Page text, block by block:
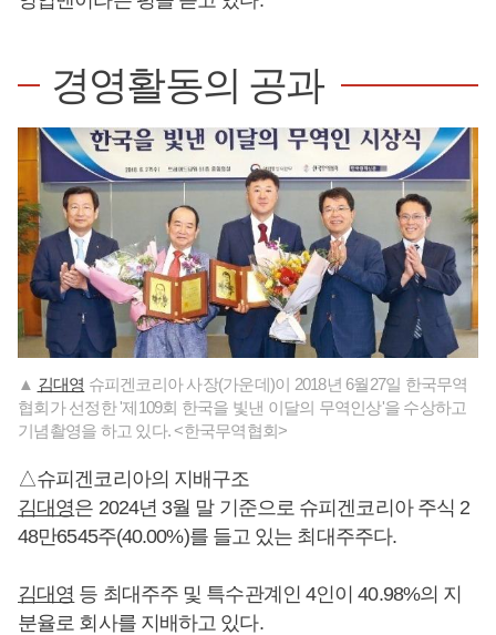
경영활동의 공과
▲ 김대영 슈피겐코리아 사장(가운데)이 2018년 6월27일 한국무역
협회가 선정한 '제109회 한국을 빛낸 이달의 무역인상'을 수상하고
기념촬영을 하고 있다. <한국무역협회>
△슈피겐코리아의 지배구조
김대영은 2024년 3월 말 기준으로 슈피겐코리아 주식 2
48만6545주(40.00%)를 들고 있는 최대주주다.
김대영 등 최대주주 및 특수관계인 4인이 40.98%의 지
분율로 회사를 지배하고 있다.